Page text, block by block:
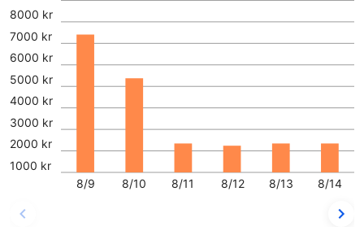
8/9 8/10 8/11 8/12 8/13 8/14
1000 kr
2000 kr
3000 kr
4000 kr
5000 kr
6000 kr
7000 kr
8000 kr